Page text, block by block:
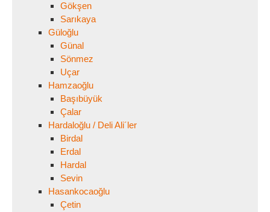
Gökşen
Sarıkaya
Güloğlu
Günal
Sönmez
Uçar
Hamzaoğlu
Başıbüyük
Çalar
Hardaloğlu / Deli Ali´ler
Birdal
Erdal
Hardal
Sevin
Hasankocaoğlu
Çetin